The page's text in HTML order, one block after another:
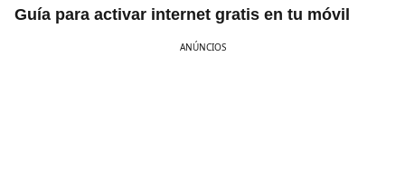
Guía para activar internet gratis en tu móvil
ANÚNCIOS